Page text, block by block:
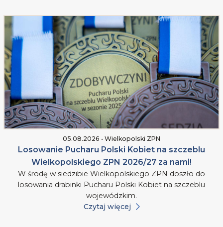
05.08.2026 • Wielkopolski ZPN
Losowanie Pucharu Polski Kobiet na szczeblu
Wielkopolskiego ZPN 2026/27 za nami!
W środę w siedzibie Wielkopolskiego ZPN doszło do
losowania drabinki Pucharu Polski Kobiet na szczeblu
wojewódzkim.
Czytaj więcej